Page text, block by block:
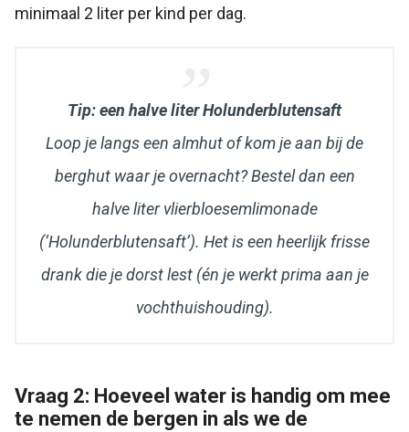
minimaal 2 liter per kind per dag.
Tip: een halve liter Holunderblutensaft
Loop je langs een almhut of kom je aan bij de
berghut waar je overnacht? Bestel dan een
halve liter vlierbloesemlimonade
(‘Holunderblutensaft’). Het is een heerlijk frisse
drank die je dorst lest (én je werkt prima aan je
vochthuishouding).
Vraag 2: Hoeveel water is handig om mee
te nemen de bergen in als we de